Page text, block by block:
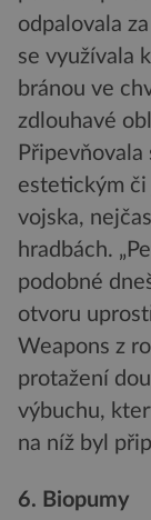
odpalovala
se využívala
bránou ve
zdlouhavé
estetickým
vojska,
hradbách.
podobné
otvoru
Weapons z
protažení
výbuchu,
na níž byl
6. Biopumy